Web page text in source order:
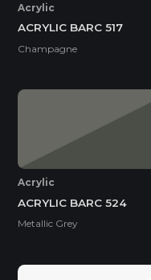
Acrylic
ACRYLIC BARC 517
Champagne
Acrylic
ACRYLIC BARC 524
Metallic Grey